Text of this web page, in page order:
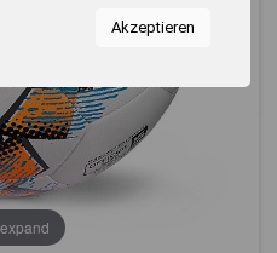
zur Nutzung
Anzeigen relevanter
Durch Klicken auf
erlauben" stimmen Sie
Einsatz von Cookies und
Technologien zu
vorgenannten Zwecken
Durch Klicken auf
Akzeptieren